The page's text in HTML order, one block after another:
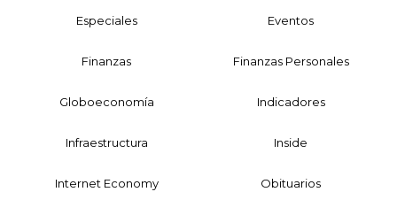
Especiales Eventos
Finanzas Finanzas Personales
Globoeconomía Indicadores
Infraestructura Inside
Internet Economy Obituarios